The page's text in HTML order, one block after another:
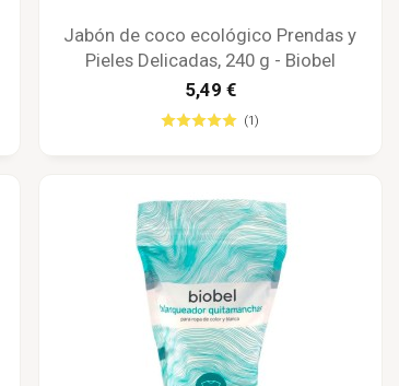
Jabón de coco ecológico Prendas y
Pieles Delicadas, 240 g - Biobel
5,49 €
(1)